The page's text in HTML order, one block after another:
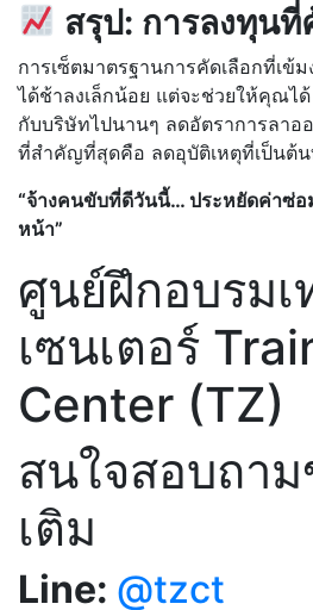
สรุป: การลงทุน
การเซ็ตมาตรฐานการคัดเลือกที่เ
ได้ช้าลงเล็กน้อย แต่จะช่วยให้คุณได้
กับบริษัทไปนานๆ ลดอัตราการลาอ
ที่สำคัญที่สุดคือ ลดอุบัติเหตุที่เป็นต้
“จ้างคนขับที่ดีวันนี้… ประหยัดค่าซ่
หน้า”
ศูนย์ฝึกอบรมเ
เซนเตอร์
Center (TZ)
สนใจสอบถา
เติม
Line: @tzct